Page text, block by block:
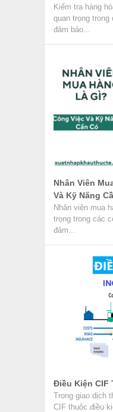
Kiểm tra hàng
quan trọng trong
đảm bảo...
Nhân Viên
Và Kỹ Năng
Nhân viên mua
trọng trong các
đảm...
Điều Kiện CIF
Trong giao dịch
CIF thuộc điều